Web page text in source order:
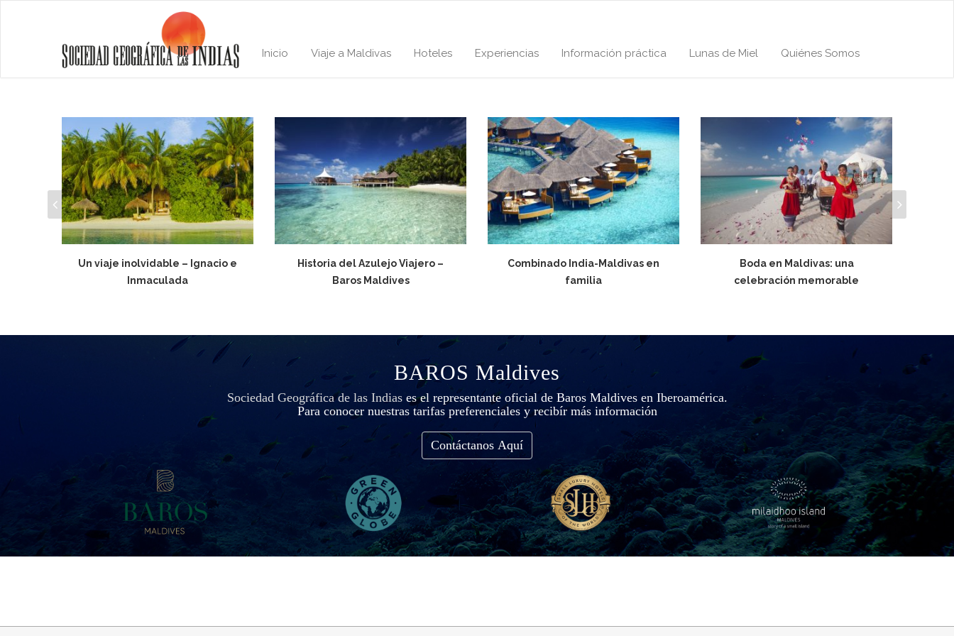
Inicio Viaje a Maldivas Hoteles Experiencias Información práctica Lunas de Miel Quiénes Somos
Un viaje inolvidable – Ignacio e
Inmaculada
Historia del Azulejo Viajero –
Baros Maldives
Combinado India-Maldivas en
familia
Boda en Maldivas: una
celebración memorable
BAROS Maldives
Sociedad Geográfica de las Indiases el representante oficial de Baros Maldives en Iberoamérica.
Para conocer nuestras tarifas preferenciales y recibír más información
Contáctanos Aquí